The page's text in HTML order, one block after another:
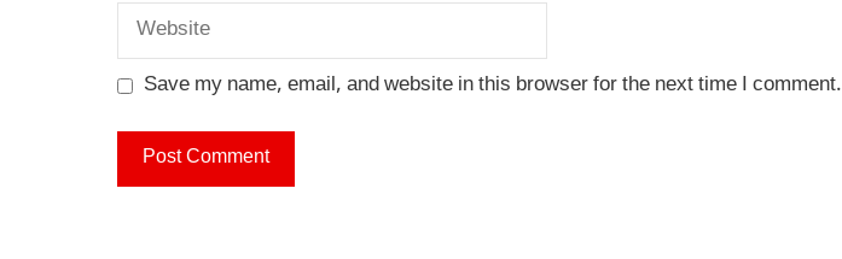
Website
Save my name, email, and website in this browser for the next time I comment.